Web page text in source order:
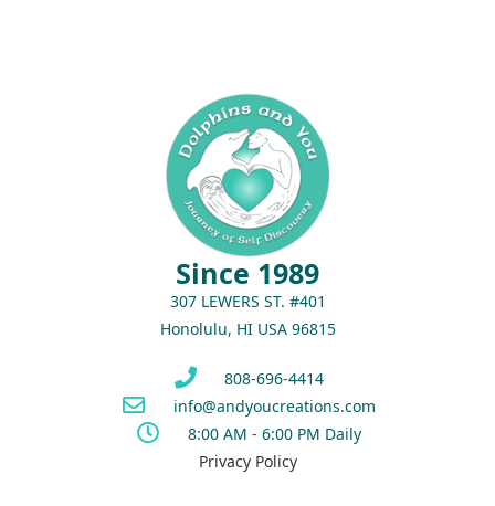
Since 1989
307 LEWERS ST. #401
Honolulu, HI USA 96815
808-696-4414
info@andyoucreations.com
8:00 AM - 6:00 PM Daily
Privacy Policy